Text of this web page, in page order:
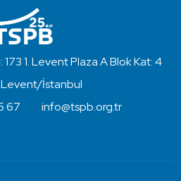
1. Levent Plaza A Blok Kat: 4
İstanbul
67
info@tspb.org.tr